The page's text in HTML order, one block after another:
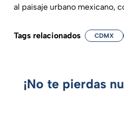
al paisaje urbano mexicano,
Tags relacionados CDMX
¡No te pierdas